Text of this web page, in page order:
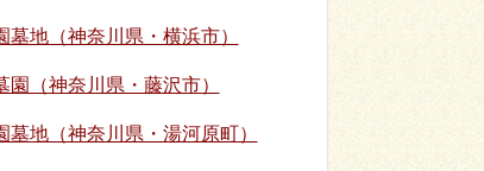
墓地（神奈川県・横浜市）
園（神奈川県・藤沢市）
墓地（神奈川県・湯河原町）